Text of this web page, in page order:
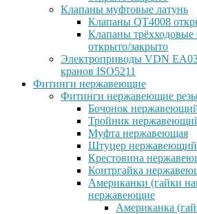
Клапаны муфтовые латунь
Клапаны QT4008
Клапаны
открыто/закрыто
Электроприводы VDN
кранов ISO5211
Фитинги нержавеющие
Фитинги нержавеющие
Бочонок
Тройник
Муфта нержавеющая
Штуцер нержавеющий
Крестовина
Контргайка
Американки (гайки
нержавеющие
Американка